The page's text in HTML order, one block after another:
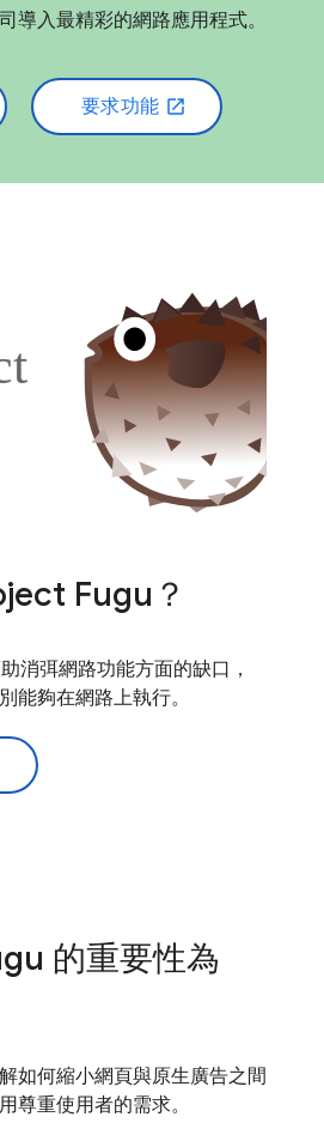
導入最精彩的網路應用程式。
要求功能 open_in_new
Fugu？
消弭網路功能方面的缺口，
能夠在網路上執行。
的重要性為
如何縮小網頁與原生廣告之間
尊重使用者的需求。